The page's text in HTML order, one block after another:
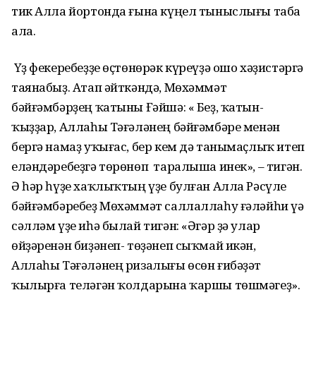
тик Алла йортонда ғына күңел тыныслығы таба
ала.
Үҙ фекеребеҙҙе өҫтөнөрәк күреүҙә ошо хәҙистәргә
таянабыҙ. Атап әйткәндә, Мөхәммәт
бәйғәмбәрҙең ҡатыны Ғәйшә: « Беҙ, ҡатын-
ҡыҙҙар, Аллаһы Тәғәләнең бәйғәмбәре менән
бергә намаҙ уҡығас, бер кем дә танымаҫлыҡ итеп
еләндәребеҙгә төрөнөп таралыша инек», – тигән.
Ә һәр һүҙе хаҡлыҡтың үҙе булған Алла Рәсүле
бәйғәмбәребеҙ Мөхәммәт саллаллаһу ғәләйһи үә
сәлләм үҙе иһә былай тигән: «Әгәр ҙә улар
өйҙәренән биҙәнеп- төҙәнеп сыҡмай икән,
Аллаһы Тәғәләнең ризалығы өсөн ғибәҙәт
ҡылырға теләгән ҡолдарына ҡаршы төшмәгеҙ».